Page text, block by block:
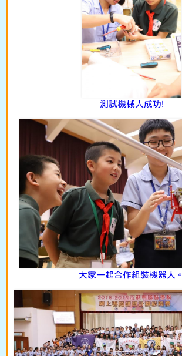
測試機械人成功!
大家一起合作組裝機器人。